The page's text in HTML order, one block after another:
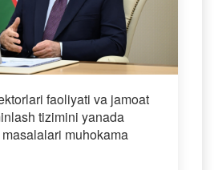
faoliyati va jamoat
tizimini yanada
muhokama